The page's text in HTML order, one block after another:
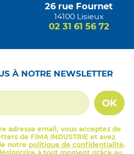
26 rue Fournet
14100 Lisieux
02 31 61 56 72
À NOTRE NEWSLETTER
OK
adresse email, vous acceptez de
de FIMA INDUSTRIE et avez
notre politique de confidentialité.